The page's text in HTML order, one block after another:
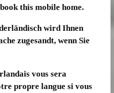
this mobile home.
wird Ihnen
zugesandt, wenn Sie
vous sera
propre langue si vous